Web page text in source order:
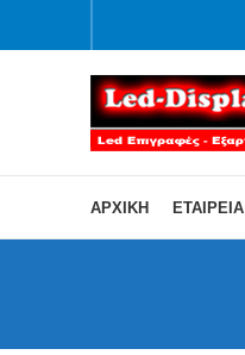
ΑΡΧΙΚΗ ΕΤΑΙΡΕΙΑ